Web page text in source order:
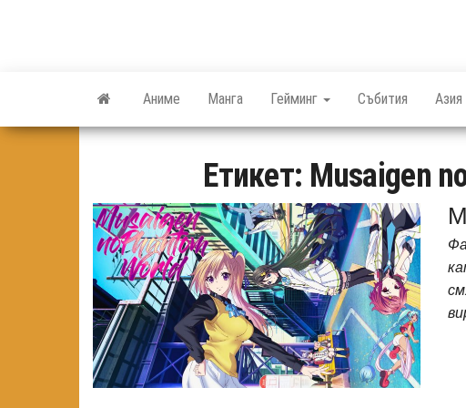
Аниме Манга Гейминг Събития Азия
Етикет: Musaigen